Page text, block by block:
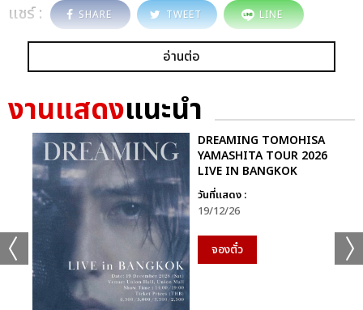
แชร์ : SHARE TWEET LINE
อ่านต่อ
งานแสดงแนะนำ
DREAMING TOMOHISA
YAMASHITA TOUR 2026
LIVE IN BANGKOK
วันที่แสดง :
19/12/26
จองตั๋ว